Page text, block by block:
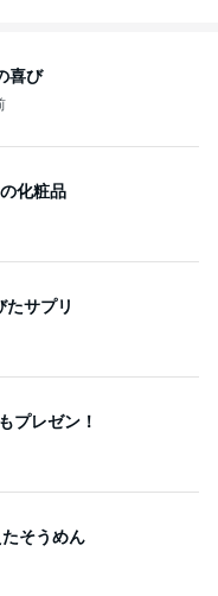
喜び
化粧品
たサプリ
プレゼン！
そうめん